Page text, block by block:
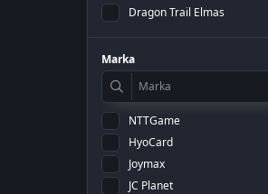
Dragon Trail Elmas
Marka
NTTGame
HyoCard
Joymax
JC Planet